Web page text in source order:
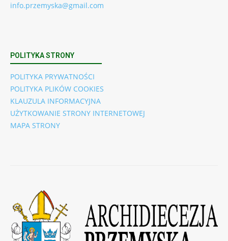
info.przemyska@gmail.com
POLITYKA STRONY
POLITYKA PRYWATNOŚCI
POLITYKA PLIKÓW COOKIES
KLAUZULA INFORMACYJNA
UŻYTKOWANIE STRONY INTERNETOWEJ
MAPA STRONY